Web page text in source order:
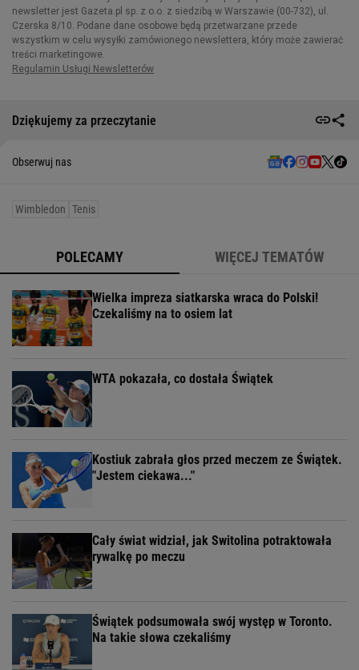
Dziękujemy za przeczytanie
Obserwuj nas
Wimbledon Tenis
POLECAMY WIĘCEJ TEMATÓW
Wielka impreza siatkarska wraca do Polski!
Czekaliśmy na to osiem lat
WTA pokazała, co dostała Świątek
Kostiuk zabrała głos przed meczem ze Świątek.
"Jestem ciekawa..."
Cały świat widział, jak Switolina potraktowała
rywalkę po meczu
Świątek podsumowała swój występ w Toronto.
Na takie słowa czekaliśmy